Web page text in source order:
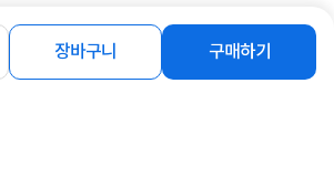
장바구니 구매하기
동일 브랜드 상품 더보기